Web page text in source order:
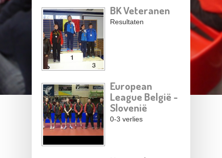
BK Veteranen
Resultaten
European
League België -
Slovenië
0-3 verlies